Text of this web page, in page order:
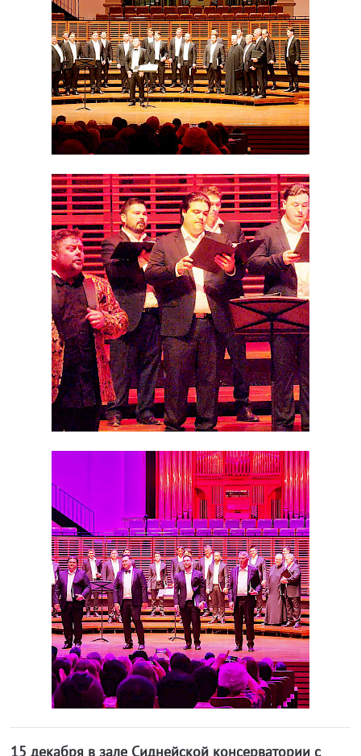
15 декабря в зале Сиднейской консерватории с